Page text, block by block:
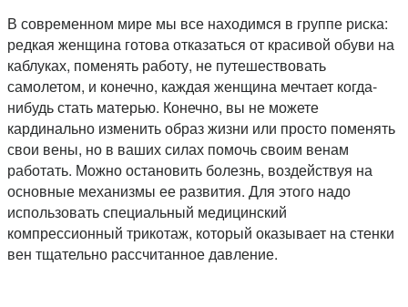
В современном мире мы все находимся в группе риска:
редкая женщина готова отказаться от красивой обуви на
каблуках, поменять работу, не путешествовать
самолетом, и конечно, каждая женщина мечтает когда-
нибудь стать матерью. Конечно, вы не можете
кардинально изменить образ жизни или просто поменять
свои вены, но в ваших силах помочь своим венам
работать. Можно остановить болезнь, воздействуя на
основные механизмы ее развития. Для этого надо
использовать специальный медицинский
компрессионный трикотаж, который оказывает на стенки
вен тщательно рассчитанное давление.